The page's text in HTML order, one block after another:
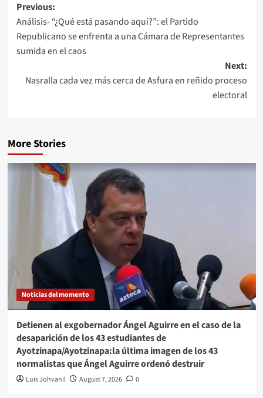
Previous:
Análisis- “¿Qué está pasando aquí?”: el Partido
Republicano se enfrenta a una Cámara de Representantes
sumida en el caos
Next:
Nasralla cada vez más cerca de Asfura en reñido proceso
electoral
More Stories
Noticias del momento
Detienen al exgobernador Ángel Aguirre en el caso de la
desaparición de los 43 estudiantes de
Ayotzinapa/Ayotzinapa:la última imagen de los 43
normalistas que Ángel Aguirre ordenó destruir
Luis Johvanil August 7, 2026 0